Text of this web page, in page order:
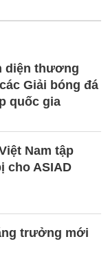
diện thương
Giải bóng đá
quốc gia
Nam tập
cho ASIAD
trưởng mới